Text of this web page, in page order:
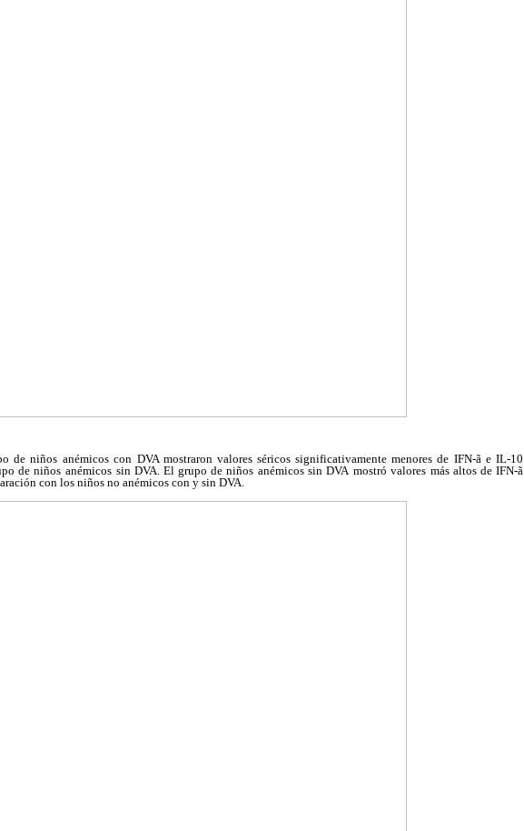
de niños anémicos con DVA mostraron valores séricos significativamente menores de IFN-ã e IL-10
de niños anémicos sin DVA. El grupo de niños anémicos sin DVA mostró valores más altos de IFN-ã
con los niños no anémicos con y sin DVA.